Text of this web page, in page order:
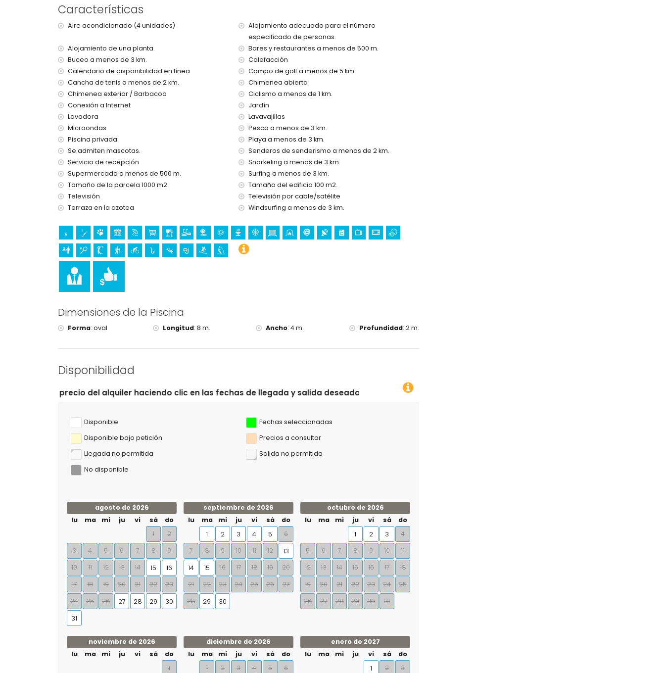
Servicios e instalaciones incluidos en el precio de alquiler de la villa
internet (ADSL)
Servicios e instalaciones con cargo adicional
calefacción central y aire acondicionado
Entretenimiento y actividades de ocio para sus vacaciones en Moraira, Costa Blanca
bar (a menos de 500 metros de la casa)
teatro, discoteca, club nocturno y paseo marítimo (a menos de 5 kilómetros de la casa)
Atracciones y cultura en Moraira, Costa Blanca
iglesia (Moraira) y castillo (a menos de 5 kilómetros del alojamiento)
museo (Eco Museo Teulada) (a menos de 10 kilómetros del alojamiento)
Deportes
ciclismo (a menos de 1000 metros de la villa)
tenis, golf (San Jaime), senderismo, pesca, buceo, esnórquel, surf y windsurf (a menos de 5 kilómetros de la
villa)
paseos a caballo (a menos de 10 kilómetros de la villa)
Características
Aire acondicionado (4 unidades)
Alojamiento adecuado para el número
especificado de personas.
Alojamiento de una planta.
Bares y restaurantes a menos de 500 m.
Buceo a menos de 3 km.
Calefacción
Calendario de disponibilidad en línea
Campo de golf a menos de 5 km.
Cancha de tenis a menos de 2 km.
Chimenea abierta
Chimenea exterior / Barbacoa
Ciclismo a menos de 1 km.
Conexión a Internet
Jardín
Lavadora
Lavavajillas
Microondas
Pesca a menos de 3 km.
Piscina privada
Playa a menos de 3 km.
Se admiten mascotas.
Senderos de senderismo a menos de 2 km.
Servicio de recepción
Snorkeling a menos de 3 km.
Supermercado a menos de 500 m.
Surfing a menos de 3 km.
Tamaño de la parcela 1000 m2.
Tamaño del edificio 100 m2.
Televisión
Televisión por cable/satélite
Terraza en la azotea
Windsurfing a menos de 3 km.
Dimensiones de la Piscina
Forma: oval Longitud: 8 m. Ancho: 4 m. Profundidad: 2 m.
Disponibilidad
alquiler haciendo clic en las fechas de llegada y salida deseadas!
Disponible
Fechas seleccionadas
Disponible bajo petición
Precios a consultar
Llegada no permitida
Salida no permitida
No disponible
agosto de 2026
lu
ma mi ju vi sá
do
1
2
3
4 5 6 7 8
9
10
11 12 13 14 15
16
17
18 19 20 21 22
23
24
25 26 27 28 29
30
31
septiembre de 2026
lu
ma mi ju vi sá
do
1
2 3 4 5
6
7
8 9 10 11 12
13
14
15 16 17 18 19
20
21
22 23 24 25 26
27
28
29 30
octubre de 2026
lu
ma mi ju vi sá
do
1
2 3
4
5
6 7 8 9 10
11
12
13 14 15 16 17
18
19
20 21 22 23 24
25
26
27 28 29 30 31
noviembre de 2026
lu
ma mi ju vi sá
do
1
diciembre de 2026
lu
ma mi ju vi sá
do
1
2 3 4 5
6
enero de 2027
lu
ma mi ju vi sá
do
1
2
3